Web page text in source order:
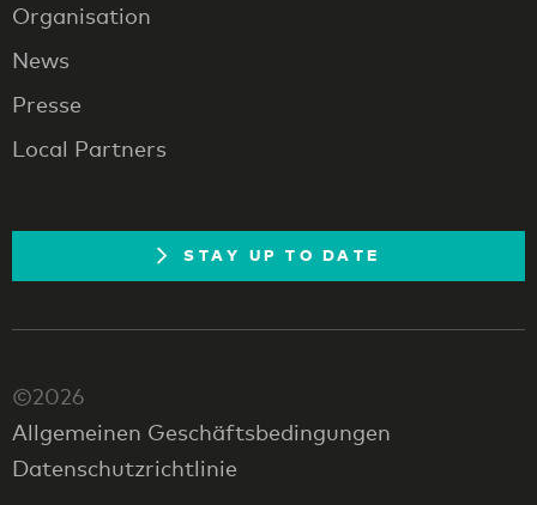
Organisation
News
Presse
Local Partners
STAY UP TO DATE
©2026
Allgemeinen Geschäftsbedingungen
Datenschutzrichtlinie